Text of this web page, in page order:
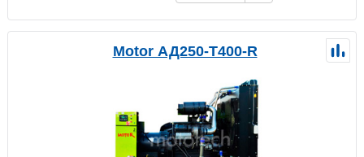
Motor АД250-Т400-R